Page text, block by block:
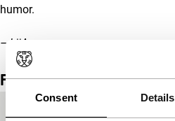
Consent Details
humor.
– kijA
Film details
Productieland Hongkong